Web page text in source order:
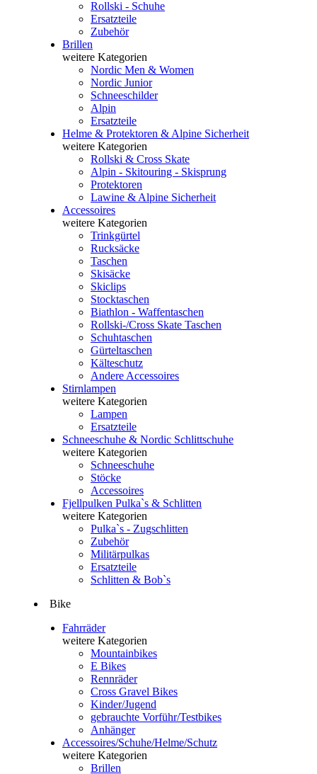
Rollski - Schuhe
Ersatzteile
Zubehör
Brillen
weitere Kategorien
Nordic Men & Women
Nordic Junior
Schneeschilder
Alpin
Ersatzteile
Helme & Protektoren & Alpine Sicherheit
weitere Kategorien
Rollski & Cross Skate
Alpin - Skitouring - Skisprung
Protektoren
Lawine & Alpine Sicherheit
Accessoires
weitere Kategorien
Trinkgürtel
Rucksäcke
Taschen
Skisäcke
Skiclips
Stocktaschen
Biathlon - Waffentaschen
Rollski-/Cross Skate Taschen
Schuhtaschen
Gürteltaschen
Kälteschutz
Andere Accessoires
Stirnlampen
weitere Kategorien
Lampen
Ersatzteile
Schneeschuhe & Nordic Schlittschuhe
weitere Kategorien
Schneeschuhe
Stöcke
Accessoires
Fjellpulken Pulka`s & Schlitten
weitere Kategorien
Pulka`s - Zugschlitten
Zubehör
Militärpulkas
Ersatzteile
Schlitten & Bob`s
Bike
Fahrräder
weitere Kategorien
Mountainbikes
E Bikes
Rennräder
Cross Gravel Bikes
Kinder/Jugend
gebrauchte Vorführ/Testbikes
Anhänger
Accessoires/Schuhe/Helme/Schutz
weitere Kategorien
Brillen